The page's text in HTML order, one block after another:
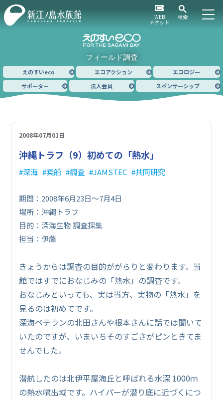
WEB
チケット
検索
フィールド調査
えのすいeco エコアクション
エコロジー
サポーター
法人会員 スポンサーシップ
2008年07月01日
沖縄トラフ（9）初めての「熱水」
深海 乗船 調査 JAMSTEC 共同研究
期間：2008年6月23日〜7月4日
場所：沖縄トラフ
目的：深海生物 調査採集
担当：伊藤
きょうからは調査の目的ががらりと変わります。当
館ではすでにおなじみの「熱水」の調査です。
おなじみといっても、実は当方、実物の「熱水」を
見るのは初めてです。
深海ベテランの北田さんや根本さんに話では聞いて
いたのですが、いまいちそのすごさがピンときてま
せんでした。
潜航したのは北伊平屋海丘と呼ばれる水深 1000ｍ
の熱水噴出域です。ハイパーが潜り底に近づくにつ